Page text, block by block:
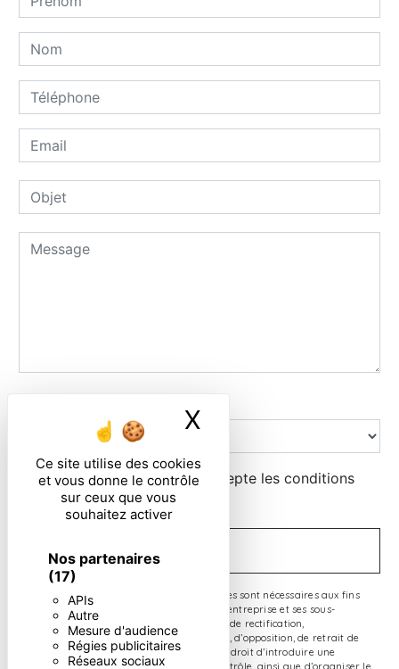
Ce site utilise des cookies
et vous donne le contrôle
sur ceux que vous
souhaitez activer
Nos partenaires
(17)
APIs
Autre
Mesure d'audience
Régies publicitaires
Réseaux sociaux
X Masquer le
En cochant cette case, j'accepte les conditions
particulières ci-dessous **
** Les données personnelles communiquées sont nécessaires aux fins
de vous contacter. Elles sont destinées à l'entreprise et ses sous-
traitants. Vous disposez de droits d’accès, de rectification,
d’effacement, de portabilité, de limitation, d’opposition, de retrait de
votre consentement à tout moment et du droit d’introduire une
réclamation auprès d’une autorité de contrôle, ainsi que d’organiser le